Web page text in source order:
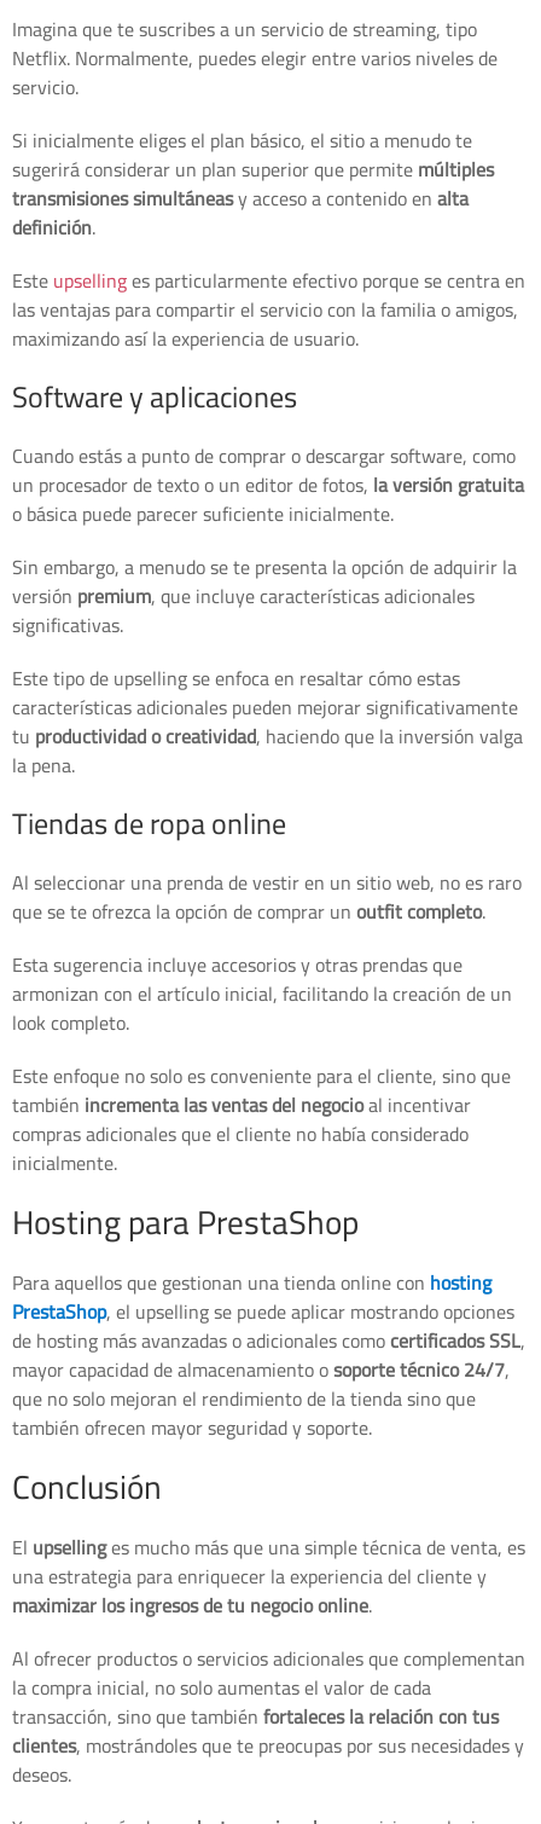
Imagina que te suscribes a un servicio de streaming, tipo
Netflix. Normalmente, puedes elegir entre varios niveles de
servicio.
Si inicialmente eliges el plan básico, el sitio a menudo te
sugerirá considerar un plan superior que permitemúltiples
transmisiones simultáneasy acceso a contenido enalta
definición.
Esteupsellinges particularmente efectivo porque se centra en
las ventajas para compartir el servicio con la familia o amigos,
maximizando así la experiencia de usuario.
Software y aplicaciones
Cuando estás a punto de comprar o descargar software, como
un procesador de texto o un editor de fotos, la versión gratuita
o básica puede parecer suficiente inicialmente.
Sin embargo, a menudo se te presenta la opción de adquirir la
versión premium, que incluye características adicionales
significativas.
Este tipo de upselling se enfoca en resaltar cómo estas
características adicionales pueden mejorar significativamente
tu productividad o creatividad, haciendo que la inversión valga
la pena.
Tiendas de ropa online
Al seleccionar una prenda de vestir en un sitio web, no es raro
que se te ofrezca la opción de comprar unoutfit completo.
Esta sugerencia incluye accesorios y otras prendas que
armonizan con el artículo inicial, facilitando la creación de un
look completo.
Este enfoque no solo es conveniente para el cliente, sino que
también incrementa las ventas del negocioal incentivar
compras adicionales que el cliente no había considerado
inicialmente.
Hosting para PrestaShop
Para aquellos que gestionan una tienda online con hosting
PrestaShop, el upselling se puede aplicar mostrando opciones
de hosting más avanzadas o adicionales comocertificados SSL,
mayor capacidad de almacenamiento osoporte técnico 24/7,
que no solo mejoran el rendimiento de la tienda sino que
también ofrecen mayor seguridad y soporte.
Conclusión
El upsellinges mucho más que una simple técnica de venta, es
una estrategia para enriquecer la experiencia del cliente y
maximizar los ingresos de tu negocio online.
Al ofrecer productos o servicios adicionales que complementan
la compra inicial, no solo aumentas el valor de cada
transacción, sino que tambiénfortaleces la relación con tus
clientes, mostrándoles que te preocupas por sus necesidades y
deseos.